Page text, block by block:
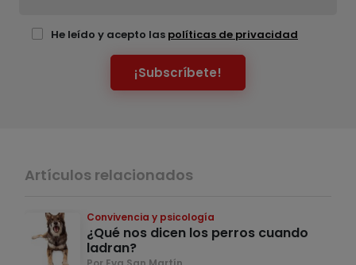
He leído y acepto las políticas de privacidad
¡Subscríbete!
Artículos relacionados
Convivencia y psicología
¿Qué nos dicen los perros cuando
ladran?